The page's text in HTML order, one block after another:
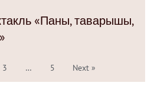
«Паны, таварышы,
3 … 5 Next »